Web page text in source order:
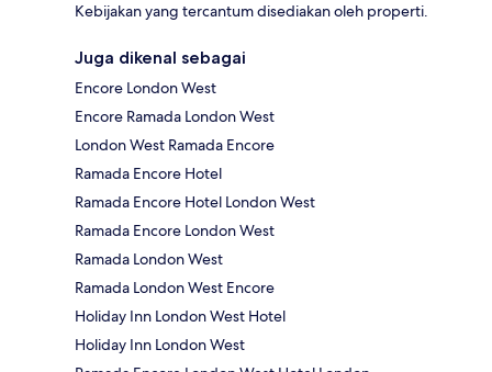
Kebijakan yang tercantum disediakan oleh properti.
Juga dikenal sebagai
Encore London West
Encore Ramada London West
London West Ramada Encore
Ramada Encore Hotel
Ramada Encore Hotel London West
Ramada Encore London West
Ramada London West
Ramada London West Encore
Holiday Inn London West Hotel
Holiday Inn London West